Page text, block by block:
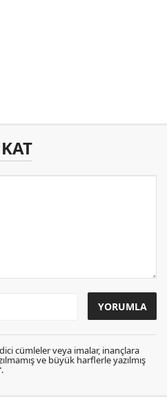
cümleler veya imalar, inançlara
ve büyük harflerle yazılmış
.